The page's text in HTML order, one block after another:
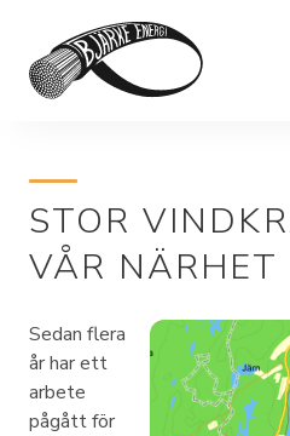
Elhandel
Bjärkefiber
Om Bjärke Energi
Kundservice
STOR
VÅR NÄRHET
Sedan flera
år har ett
arbete
pågått för